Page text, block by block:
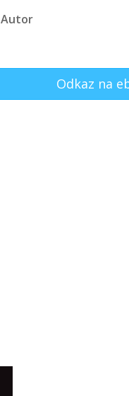
Autor
Odkaz na